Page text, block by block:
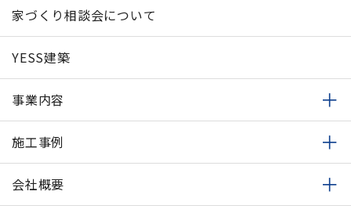
家づくり相談会について
YESS建築
事業内容
施工事例
会社概要